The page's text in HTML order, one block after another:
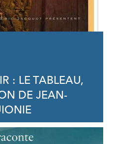
: LE TABLEAU,
DE JEAN-